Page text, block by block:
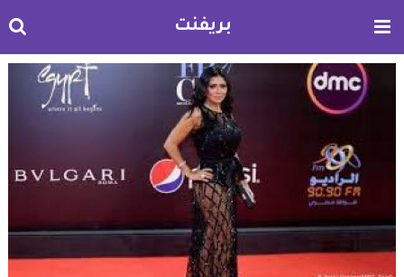
بريفنت